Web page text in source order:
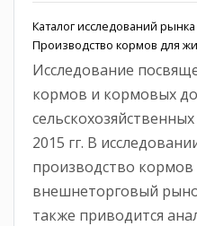
Каталог исследований рынка
Производство кормов для
Исследование
кормов и кормовых
2015 гг. В
производство кормов
внешнеторговый
также приводится